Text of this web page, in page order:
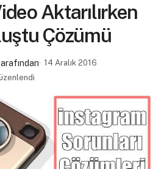
Aktarılırken
Çözümü
14 Aralık 2016